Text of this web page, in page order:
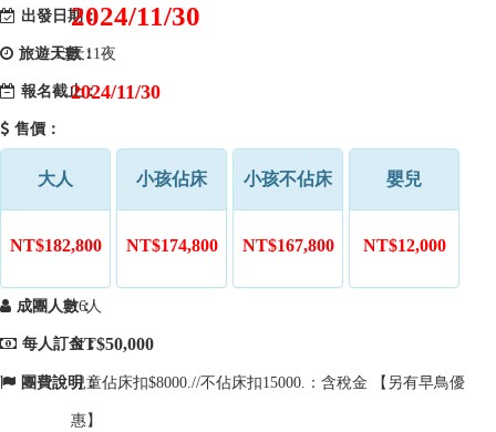
出發日期：2024/11/30
旅遊天數：
13天11夜
報名截止：2024/11/30
售價：
大人
NT$182,800
小孩佔床
NT$174,800
小孩不佔床
NT$167,800
嬰兒
NT$12,000
成團人數：
16人
每人訂金：NT$50,000
團費說明：兒童佔床扣$8000.//不佔床扣15000.：含稅金 【另有早鳥優
惠】